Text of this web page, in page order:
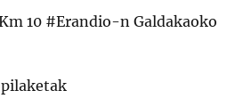
10 #Erandio-n Galdakaoko